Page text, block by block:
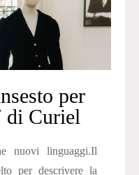
per
di Curiel
nuovi linguaggi.Il
per descrivere la